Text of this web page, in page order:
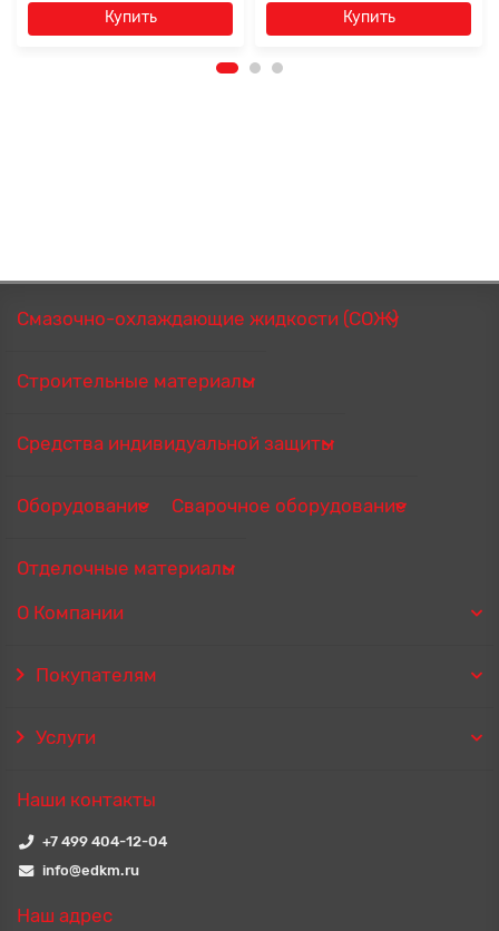
Купить Купить
Смазочно-охлаждающие жидкости (СОЖ)
Строительные материалы
Средства индивидуальной защиты
Оборудование Сварочное оборудование
Отделочные материалы
О Компании
Покупателям
Услуги
Наши контакты
+7 499 404-12-04
info@edkm.ru
Наш адрес